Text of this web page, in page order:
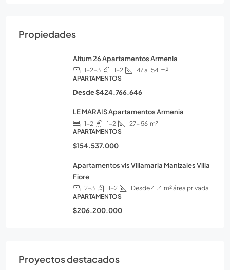
Propiedades
Altum 26 Apartamentos Armenia
1-2-3 1-2 47 a 154 m²
APARTAMENTOS
Desde$424.766.646
LE MARAIS Apartamentos Armenia
1-2 1-2 27- 56 m²
APARTAMENTOS
$154.537.000
Apartamentos vis Villamaria Manizales Villa
Fiore
2-3 1-2 Desde 41.4 m² área privada
APARTAMENTOS
$206.200.000
Proyectos destacados